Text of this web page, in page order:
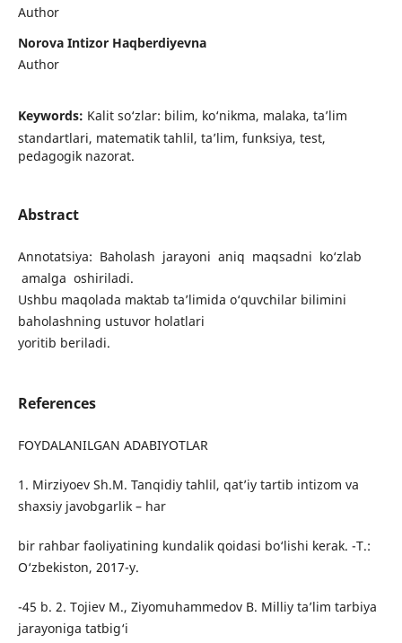
Author
Norova Intizor Haqberdiyevna
Author
Keywords: Kalit so‘zlar: bilim, ko‘nikma, malaka, ta’lim
standartlari, matematik tahlil, ta’lim, funksiya, test,
pedagogik nazorat.
Abstract
Annotatsiya: Baholash jarayoni aniq maqsadni ko‘zlab
amalga oshiriladi.
Ushbu maqolada maktab ta’limida o‘quvchilar bilimini
baholashning ustuvor holatlari
yoritib beriladi.
References
FOYDALANILGAN ADABIYOTLAR
1. Mirziyoev Sh.M. Tanqidiy tahlil, qat’iy tartib intizom va
shaxsiy javobgarlik – har
bir rahbar faoliyatining kundalik qoidasi bo‘lishi kerak. -T.:
O‘zbekiston, 2017-y.
-45 b. 2. Tojiev M., Ziyomuhammedov B. Milliy ta’lim tarbiya
jarayoniga tatbig‘i